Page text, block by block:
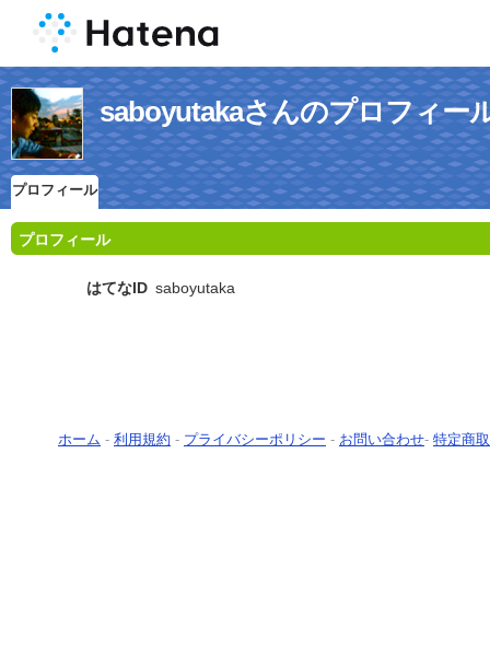
saboyutakaさんのプロフィー
プロフィール
プロフィール
はてなID saboyutaka
ホーム - 利用規約 - プライバシーポリシー - お問い合わせ- 特定商